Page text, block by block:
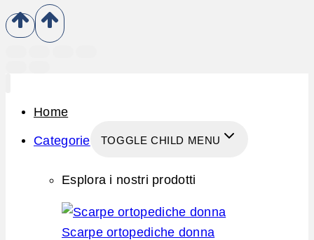
Home
Categorie TOGGLE CHILD MENU
Esplora i nostri prodotti
Scarpe ortopediche donna